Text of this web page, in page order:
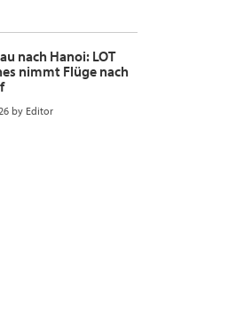
nach Hanoi: LOT
nimmt Flüge nach
by Editor